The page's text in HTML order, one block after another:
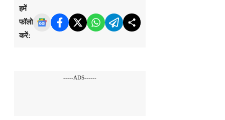
हमें
फॉलो
करें:
-----ADS------